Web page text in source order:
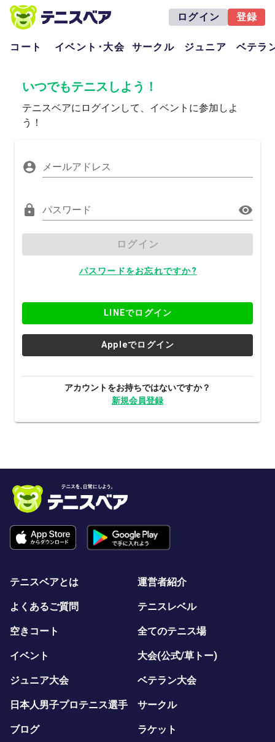
ログイン 登録
コート イベント･大会 サークル ジュニア ベテラ
いつでもテニスしよう！
テニスベアにログインして、イベントに参加しよ
う！
メールアドレス
パスワード
ログイン
パスワードをお忘れですか?
LINEでログイン
Appleでログイン
アカウントをお持ちではないですか？
新規会員登録
テニスベアとは 運営者紹介
よくあるご質問 テニスレベル
空きコート 全てのテニス場
イベント 大会(公式/草トー)
ジュニア大会 ベテラン大会
日本人男子プロテニス選手 サークル
ブログ ラケット